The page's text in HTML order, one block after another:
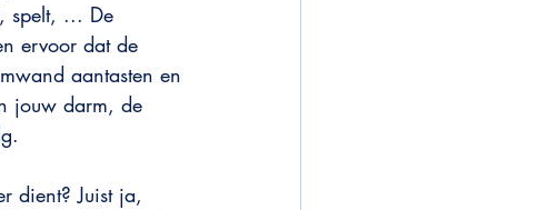
spelt, ... De
ervoor dat de
aantasten en
jouw darm, de
dient? Juist ja,